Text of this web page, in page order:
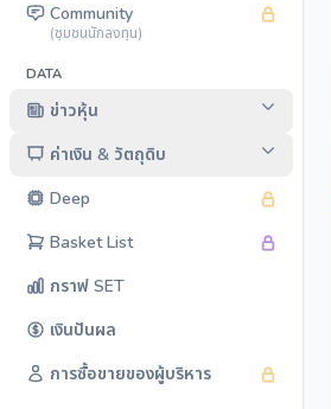
Community
(ชุมชนนักลงทุน)
DATA
ข่าวหุ้น
ค่าเงิน & วัตถุดิบ
Deep
Basket List
กราฟ SET
เงินปันผล
การซื้อขายของผู้บริหาร